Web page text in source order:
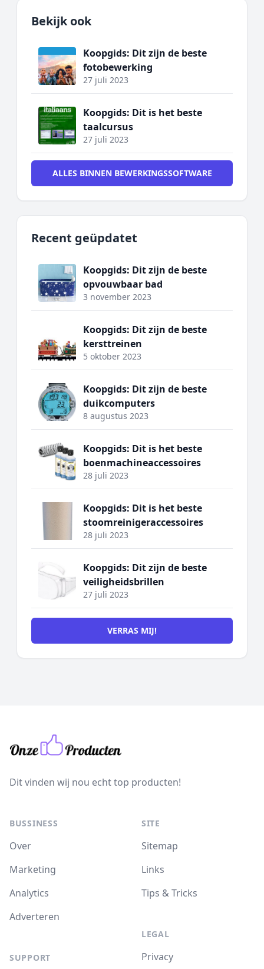
Bekijk ook
Koopgids: Dit zijn de beste
fotobewerking
27 juli 2023
Koopgids: Dit is het beste
taalcursus
27 juli 2023
ALLES BINNEN BEWERKINGSSOFTWARE
Recent geüpdatet
Koopgids: Dit zijn de beste
opvouwbaar bad
3 november 2023
Koopgids: Dit zijn de beste
kersttreinen
5 oktober 2023
Koopgids: Dit zijn de beste
duikcomputers
8 augustus 2023
Koopgids: Dit is het beste
boenmachineaccessoires
28 juli 2023
Koopgids: Dit is het beste
stoomreinigeraccessoires
28 juli 2023
Koopgids: Dit zijn de beste
veiligheidsbrillen
27 juli 2023
VERRAS MIJ!
Dit vinden wij nou echt top producten!
BUSSINESS
Over
Marketing
Analytics
Adverteren
SUPPORT
SITE
Sitemap
Links
Tips & Tricks
LEGAL
Privacy